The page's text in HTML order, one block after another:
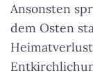
Ansonsten
dem Osten